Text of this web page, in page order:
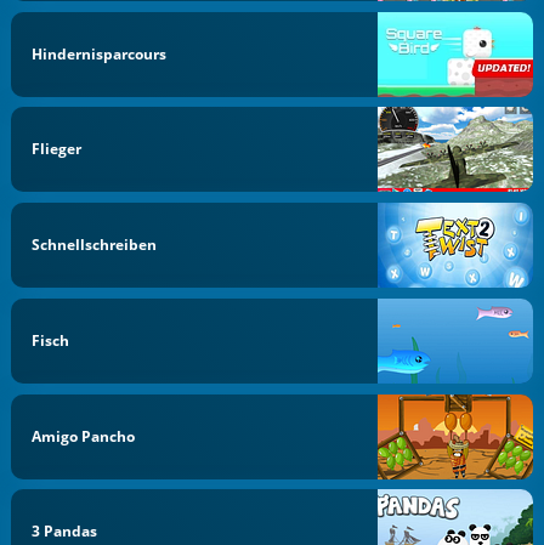
Hindernisparcours
Flieger
Schnellschreiben
Fisch
Amigo Pancho
3 Pandas